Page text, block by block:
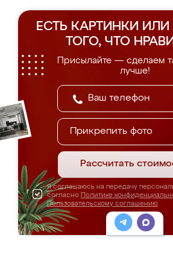
ЕСТЬ КАРТИНКИ ИЛИ
ТОГО, ЧТО
Присылайте — сделаем
лучше!
Прикрепить фото
Рассчитать
Я соглашаюсь на передачу
согласно Политике
Пользовательскому соглашению